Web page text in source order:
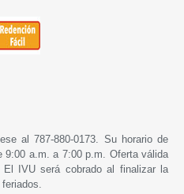
al 787-880-0173. Su horario de
9:00 a.m. a 7:00 p.m. Oferta válida
IVU será cobrado al finalizar la